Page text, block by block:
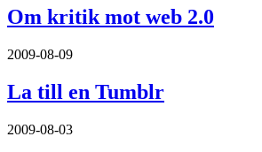
Om kritik mot web 2.0
2009-08-09
La till en Tumblr
2009-08-03